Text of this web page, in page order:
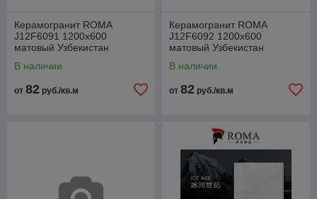
Керамогранит ROMA
J12F6091 1200x600
матовый Узбекистан
В наличии
от 82 руб./кв.м
Керамогранит ROMA
J12F6092 1200x600
матовый Узбекистан
В наличии
от 82 руб./кв.м